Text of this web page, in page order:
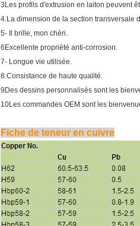
3Les profils d'extrusion en laiton peuvent
4.La dimension de la section transversale
5- Il brille, mon chéri.
6Excellente propriété anti-corrosion.
7- Longue vie utilisée.
8.Consistance de haute qualité.
9Des dessins personnalisés sont les
10Les commandes OEM sont les
Fiche de teneur en cuivre